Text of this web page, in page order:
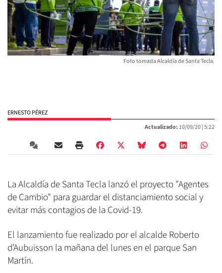
Foto tomada Alcaldía de Santa Tecla.
ERNESTO PÉREZ
Actualizado: 10/09/20 |5:22
La Alcaldía de Santa Tecla lanzó el proyecto "Agentes
de Cambio" para guardar el distanciamiento social y
evitar más contagios de la Covid-19.
El lanzamiento fue realizado por el alcalde Roberto
d’Aubuisson la mañana del lunes en el parque San
Martín.